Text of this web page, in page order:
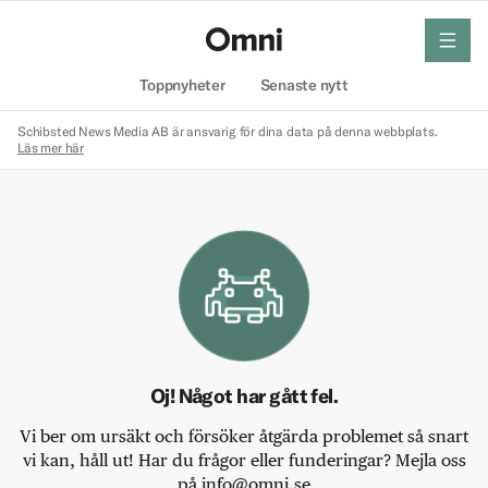
Toppnyheter Senaste nytt
meny
Schibsted News Media AB är ansvarig för dina data på denna webbplats.
Läs mer här
Oj! Något har gått fel.
Vi ber om ursäkt och försöker åtgärda problemet så snart
vi kan, håll ut! Har du frågor eller funderingar? Mejla oss